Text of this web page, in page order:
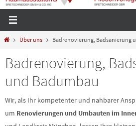
StartÜber uns Badrenovierung, Badsanierung
Badrenovierung,
und Badumbau
Wir, als Ihr kompetenter und nahbarer
um Renovierungen und Umbauten im